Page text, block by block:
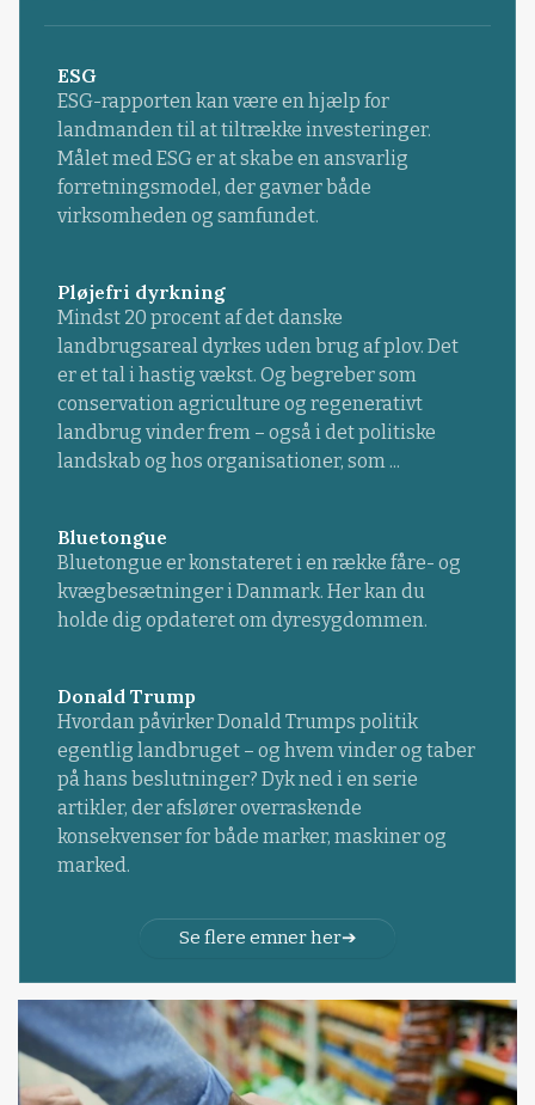
ESG
ESG-rapporten kan være en hjælp for
landmanden til at tiltrække investeringer.
Målet med ESG er at skabe en ansvarlig
forretningsmodel, der gavner både
virksomheden og samfundet.
Pløjefri dyrkning
Mindst 20 procent af det danske
landbrugsareal dyrkes uden brug af plov. Det
er et tal i hastig vækst. Og begreber som
conservation agriculture og regenerativt
landbrug vinder frem – også i det politiske
landskab og hos organisationer, som ...
Bluetongue
Bluetongue er konstateret i en række fåre- og
kvægbesætninger i Danmark. Her kan du
holde dig opdateret om dyresygdommen.
Donald Trump
Hvordan påvirker Donald Trumps politik
egentlig landbruget – og hvem vinder og taber
på hans beslutninger? Dyk ned i en serie
artikler, der afslører overraskende
konsekvenser for både marker, maskiner og
marked.
Se flere emner her